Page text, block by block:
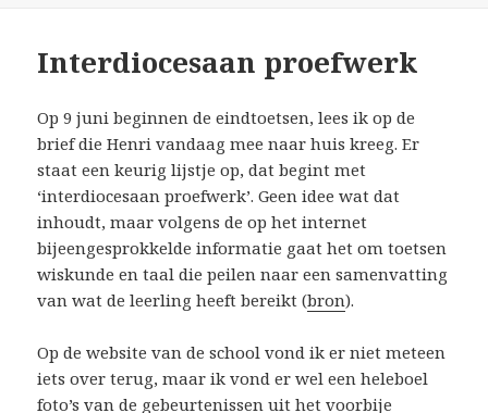
Interdiocesaan proefwerk
Op 9 juni beginnen de eindtoetsen, lees ik op de
brief die Henri vandaag mee naar huis kreeg. Er
staat een keurig lijstje op, dat begint met
‘interdiocesaan proefwerk’. Geen idee wat dat
inhoudt, maar volgens de op het internet
bijeengesprokkelde informatie gaat het om toetsen
wiskunde en taal die peilen naareen samenvatting
van wat de leerling heeft bereikt (bron).
Op de website van de school vond ik er niet meteen
iets over terug, maar ik vond er wel een heleboel
foto’s van de gebeurtenissen uit het voorbije